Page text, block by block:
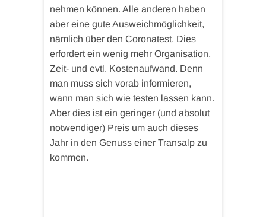
nehmen können. Alle anderen haben
aber eine gute Ausweichmöglichkeit,
nämlich über den Coronatest. Dies
erfordert ein wenig mehr Organisation,
Zeit- und evtl. Kostenaufwand. Denn
man muss sich vorab informieren,
wann man sich wie testen lassen kann.
Aber dies ist ein geringer (und absolut
notwendiger) Preis um auch dieses
Jahr in den Genuss einer Transalp zu
kommen.